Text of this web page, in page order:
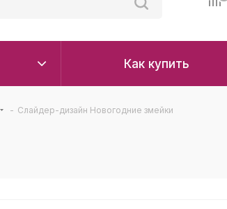
Как купить
- Слайдер-дизайн Новогодние змейки